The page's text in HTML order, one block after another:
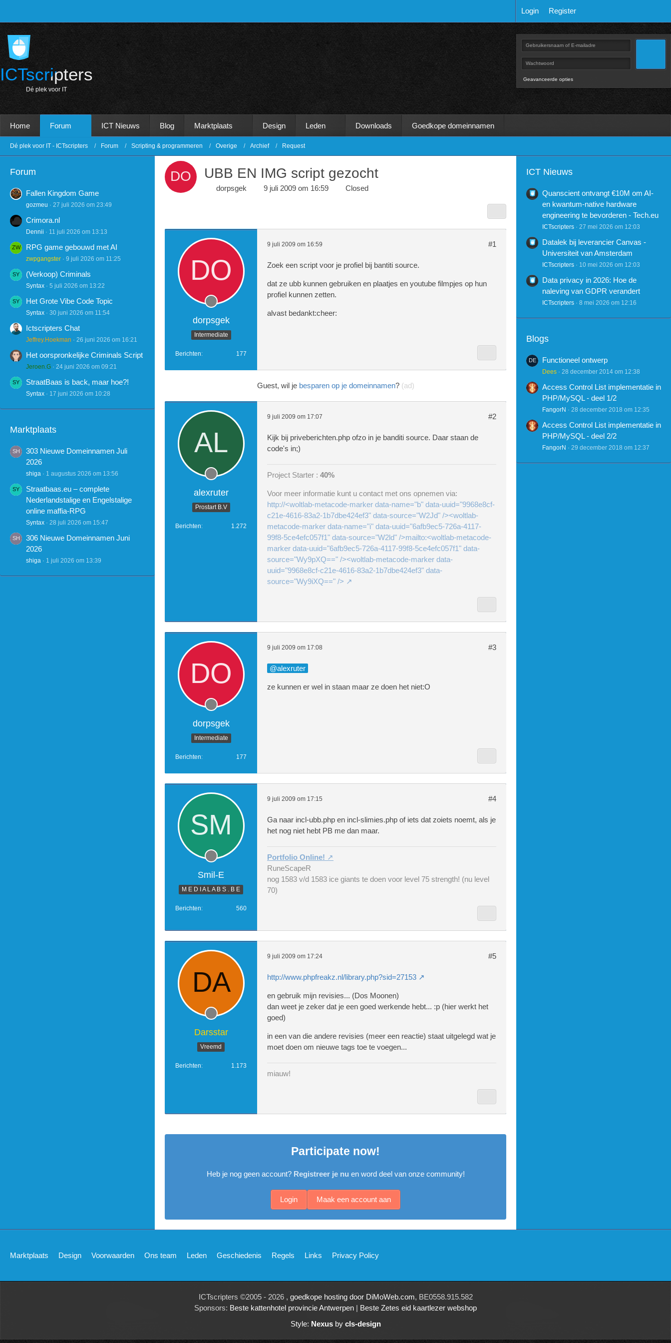
Login Register
ICTscripters
Dé p e k voor T
Geavanceerde opties
Home Forum ICT Nieuws Blog Marktplaats Design Leden Downloads Goedkope domeinnamen
Dé plek voor IT - ICTscripters Forum Scripting & programmeren Overige Archief Request
Forum
Fallen Kingdom Game
gozmeu 27 juli 2026 om 23:49
Crimora.nl
Dennii 11 juli 2026 om 13:13
RPG game gebouwd met AI
zwpgangster 9 juli 2026 om 11:25
(Verkoop) Criminals
Syntax 5 juli 2026 om 13:22
Het Grote Vibe Code Topic
Syntax 30 juni 2026 om 11:54
Ictscripters Chat
Jeffrey.Hoekman 26 juni 2026 om 16:21
Het oorspronkelijke Criminals Script
Jeroen.G 24 juni 2026 om 09:21
StraatBaas is back, maar hoe?!
Syntax 17 juni 2026 om 10:28
Marktplaats
303 Nieuwe Domeinnamen Juli
2026
shiga 1 augustus 2026 om 13:56
Straatbaas.eu – complete
Nederlandstalige en Engelstalige
online maffia-RPG
Syntax 28 juli 2026 om 15:47
306 Nieuwe Domeinnamen Juni
2026
shiga 1 juli 2026 om 13:39
UBB EN IMG script gezocht
dorpsgek 9 juli 2009 om 16:59 Closed
dorpsgek
Intermediate
Berichten 177
9 juli 2009 om 16:59 #1
Zoek een script voor je profiel bij bantiti source.
dat ze ubb kunnen gebruiken en plaatjes en youtube filmpjes op hun
profiel kunnen zetten.
alvast bedankt:cheer:
Guest, wil je besparen op je domeinnamen? (ad)
alexruter
Prostart B.V
Berichten 1.272
9 juli 2009 om 17:07 #2
Kijk bij priveberichten.php ofzo in je banditi source. Daar staan de
code's in;)
Project Starter : 40%
Voor meer informatie kunt u contact met ons opnemen via:
http://<woltlab-metacode-marker data-name="b" data-uuid="9968e8cf-
c21e-4616-83a2-1b7dbe424ef3" data-source="W2Jd" /><woltlab-
metacode-marker data-name="i" data-uuid="6afb9ec5-726a-4117-
99f8-5ce4efc057f1" data-source="W2ld" />mailto:<woltlab-metacode-
marker data-uuid="6afb9ec5-726a-4117-99f8-5ce4efc057f1" data-
source="Wy9pXQ==" /><woltlab-metacode-marker data-
uuid="9968e8cf-c21e-4616-83a2-1b7dbe424ef3" data-
source="Wy9iXQ==" />
dorpsgek
Intermediate
Berichten 177
9 juli 2009 om 17:08 #3
alexruter
ze kunnen er wel in staan maar ze doen het niet:O
Smil-E
M E D I A L A B S . B E
Berichten 560
9 juli 2009 om 17:15 #4
Ga naar incl-ubb.php en incl-slimies.php of iets dat zoiets noemt, als je
het nog niet hebt PB me dan maar.
Portfolio Online!
RuneScapeR
nog 1583 v/d 1583 ice giants te doen voor level 75 strength! (nu level
70)
Darsstar
Vreemd
Berichten 1.173
9 juli 2009 om 17:24 #5
http://www.phpfreakz.nl/library.php?sid=27153
en gebruik mijn revisies... (Dos Moonen)
dan weet je zeker dat je een goed werkende hebt... :p (hier werkt het
goed)
in een van die andere revisies (meer een reactie) staat uitgelegd wat je
moet doen om nieuwe tags toe te voegen...
miauw!
Participate now!
Heb je nog geen account? Registreer je nu en word deel van onze community!
Maak een account aan
Login
ICT Nieuws
Quanscient ontvangt €10M om AI-
en kwantum-native hardware
engineering te bevorderen - Tech.eu
ICTscripters 27 mei 2026 om 12:03
Datalek bij leverancier Canvas -
Universiteit van Amsterdam
ICTscripters 10 mei 2026 om 12:03
Data privacy in 2026: Hoe de
naleving van GDPR verandert
ICTscripters 8 mei 2026 om 12:16
Blogs
Functioneel ontwerp
Dees 28 december 2014 om 12:38
Access Control List implementatie in
PHP/MySQL - deel 1/2
FangorN 28 december 2018 om 12:35
Access Control List implementatie in
PHP/MySQL - deel 2/2
FangorN 29 december 2018 om 12:37
Marktplaats Design Voorwaarden Ons team Leden Geschiedenis Regels Links Privacy Policy
ICTscripters ©2005 - 2026 , goedkope hosting door DiMoWeb.com, BE0558.915.582
Sponsors: Beste kattenhotel provincie Antwerpen | Beste Zetes eid kaartlezer webshop
Style: Nexusby cls-design